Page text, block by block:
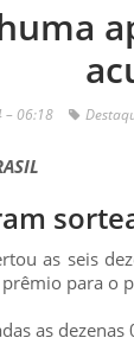
– 06:18
as seis
prêmio para o
as